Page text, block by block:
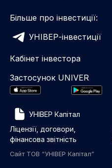
Більше про інвестиції:
УНІВЕР-інвестиції
Кабінет інвестора
Застосунок UNIVER
УНІВЕР Капітал
Ліцензії, договори,
фінансова звітність
Сайт ТОВ “УНІВЕР Капітал”